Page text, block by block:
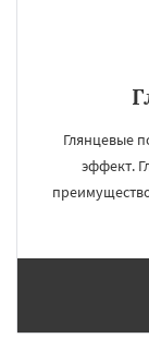
Глянцевые
эффект.